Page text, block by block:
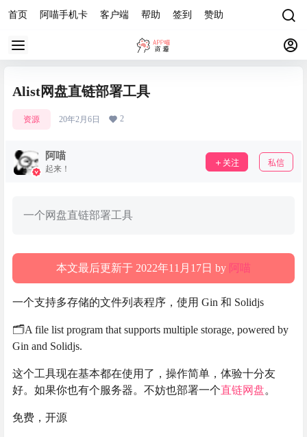
首页 阿喵手机卡 客户端 帮助 签到 赞助
Alist网盘直链部署工具
资源 20年2月6日 2
阿喵
起来！
关注 私信
一个网盘直链部署工具
本文最后更新于 2022年11月17日 by 阿喵
一个支持多存储的文件列表程序，使用 Gin 和 Solidjs
🗂️A file list program that supports multiple storage, powered by
Gin and Solidjs.
这个工具现在基本都在使用了，操作简单，体验十分友
好。如果你也有个服务器。不妨也部署一个直链网盘。
免费，开源